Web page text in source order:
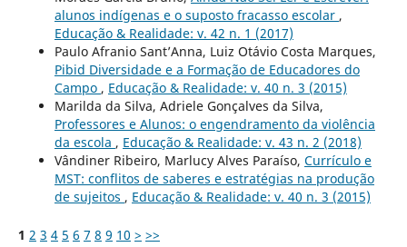
alunos indígenas e o suposto fracasso escolar ,
Educação & Realidade: v. 42 n. 1 (2017)
Paulo Afranio Sant’Anna, Luiz Otávio Costa Marques,
Pibid Diversidade e a Formação de Educadores do
Campo , Educação & Realidade: v. 40 n. 3 (2015)
Marilda da Silva, Adriele Gonçalves da Silva,
Professores e Alunos: o engendramento da violência
da escola , Educação & Realidade: v. 43 n. 2 (2018)
Vândiner Ribeiro, Marlucy Alves Paraíso, Currículo e
MST: conflitos de saberes e estratégias na produção
de sujeitos , Educação & Realidade: v. 40 n. 3 (2015)
1 2 3 4 5 6 7 8 9 10 > >>